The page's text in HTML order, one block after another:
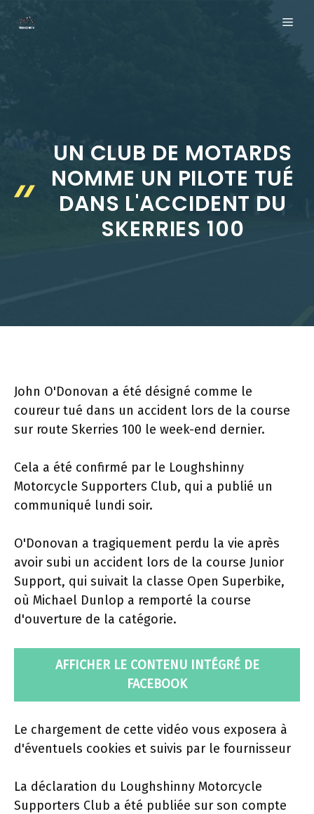
UN CLUB DE MOTARDS
NOMME UN PILOTE TUÉ
DANS L'ACCIDENT DU
SKERRIES 100
John O'Donovan a été désigné comme le
coureur tué dans un accident lors de la course
sur route Skerries 100 le week-end dernier.
Cela a été confirmé par le Loughshinny
Motorcycle Supporters Club, qui a publié un
communiqué lundi soir.
O'Donovan a tragiquement perdu la vie après
avoir subi un accident lors de la course Junior
Support, qui suivait la classe Open Superbike,
où Michael Dunlop a remporté la course
d'ouverture de la catégorie.
AFFICHER LE CONTENU INTÉGRÉ DE
FACEBOOK
Le chargement de cette vidéo vous exposera à
d'éventuels cookies et suivis par le fournisseur
La déclaration du Loughshinny Motorcycle
Supporters Club a été publiée sur son compte